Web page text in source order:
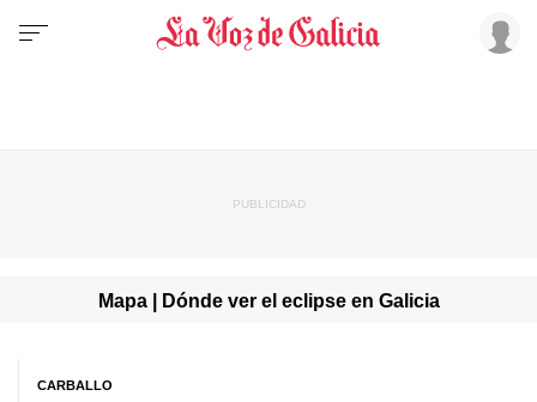
Mapa | Dónde ver el eclipse en Galicia
CARBALLO